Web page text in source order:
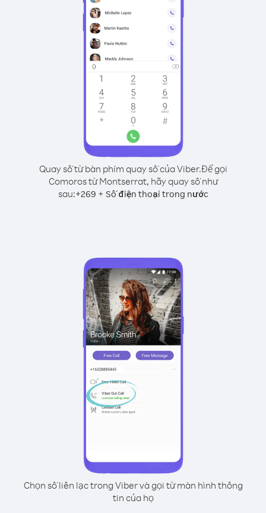
Quay số từ bàn phím quay số của Viber.Để gọi
Comoros từ Montserrat, hãy quay số như
sau:+269 + Số điện thoại trong nước
Chọn số liên lạc trong Viber và gọi từ màn hình thông
tin của họ